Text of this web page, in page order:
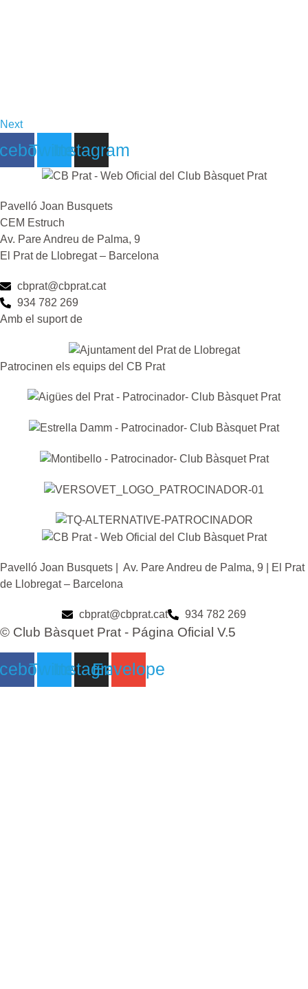
Next
TwitterInstagram
Pavelló Joan Busquets
CEM Estruch
Av. Pare Andreu de Palma, 9
El Prat de Llobregat – Barcelona
cbprat@cbprat.cat
934 782 269
Amb el suport de
Patrocinen els equips del CB Prat
Pavelló Joan Busquets | Av. Pare Andreu de Palma, 9 | El Prat
de Llobregat – Barcelona
cbprat@cbprat.cat 934 782 269
© Club Bàsquet Prat - Página Oficial V.5
TwitterInstagram
Envelope